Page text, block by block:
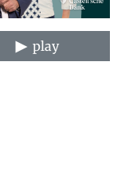
play